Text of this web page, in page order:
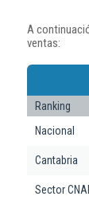
A
ventas:
Ranking
Nacional
Cantabria
Sector